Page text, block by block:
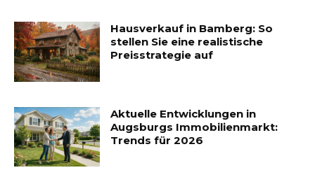
Hausverkauf in Bamberg: So
stellen Sie eine realistische
Preisstrategie auf
Aktuelle Entwicklungen in
Augsburgs Immobilienmarkt:
Trends für 2026